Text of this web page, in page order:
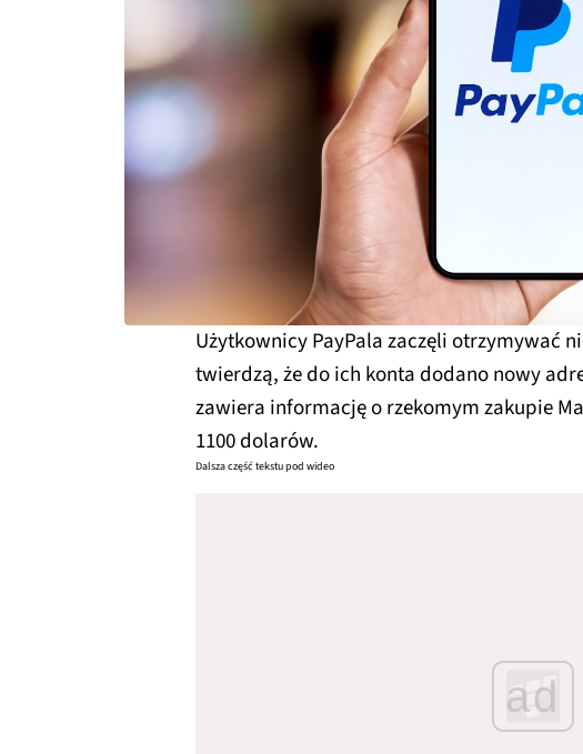
Użytkownicy PayPala zaczęli otrzymywać
twierdzą, że do ich konta dodano nowy
zawiera informację o rzekomym zakupie
1100 dolarów.
Dalsza część tekstu pod wideo
ad